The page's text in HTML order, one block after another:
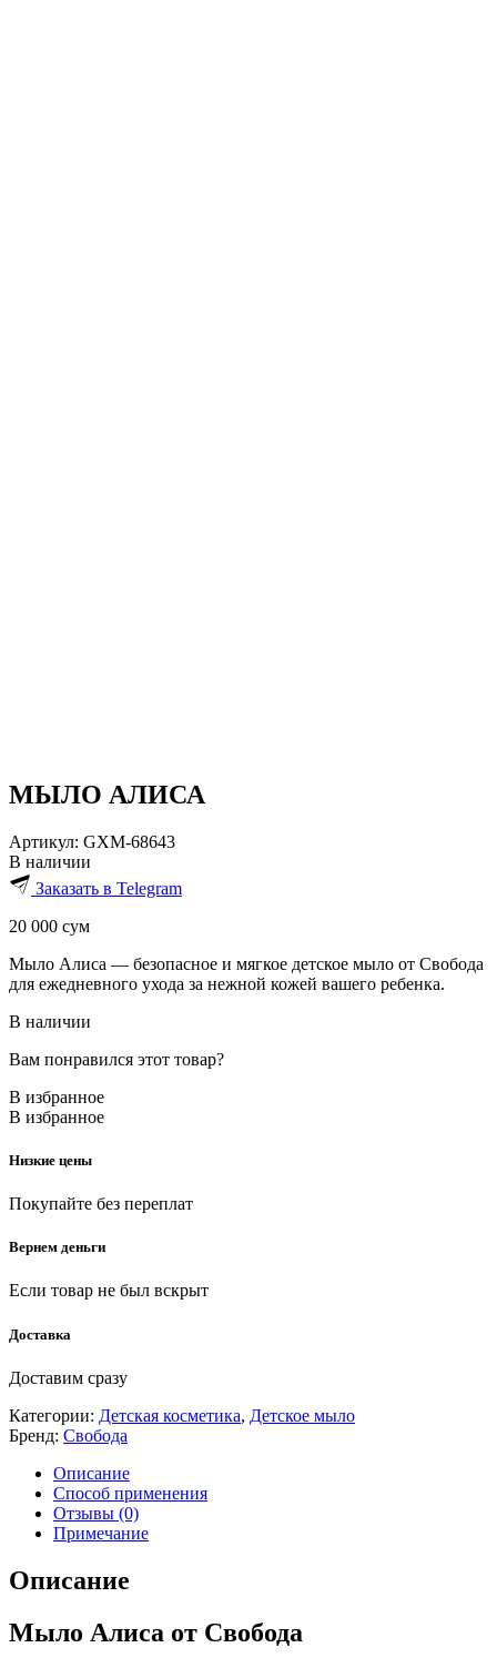
МЫЛО АЛИСА
Артикул: GXM-68643
В наличии
Заказать в Telegram
20 000 сум
Мыло Алиса — безопасное и мягкое детское мыло от Свобода
для ежедневного ухода за нежной кожей вашего ребенка.
В наличии
Вам понравился этот товар?
В избранное
В избранное
Низкие цены
Покупайте без переплат
Вернем деньги
Если товар не был вскрыт
Доставка
Доставим сразу
Категории: Детская косметика, Детское мыло
Бренд: Свобода
Описание
Способ применения
Отзывы (0)
Примечание
Описание
Мыло Алиса от Свобода